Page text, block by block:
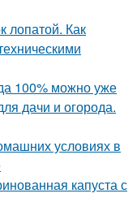
лопатой. Как
100% можно уже
дачи и огорода.
условиях в
капуста с